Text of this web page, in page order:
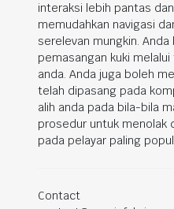
interaksi lebih pantas
memudahkan navigasi
serelevan mungkin.
pemasangan kuki
anda. Anda juga boleh
telah dipasang pada
alih anda pada bila-bila
prosedur untuk menolak
pada pelayar paling
Contact